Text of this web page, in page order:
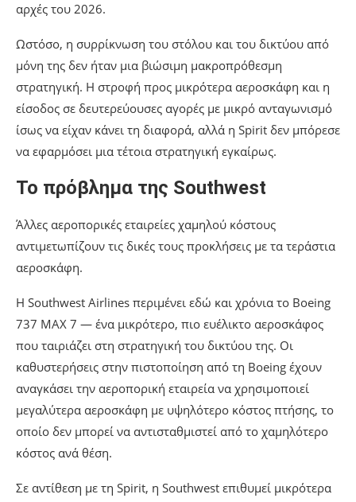
αρχές του 2026.
Ωστόσο, η συρρίκνωση του στόλου και του δικτύου από
μόνη της δεν ήταν μια βιώσιμη μακροπρόθεσμη
στρατηγική. Η στροφή προς μικρότερα αεροσκάφη και η
είσοδος σε δευτερεύουσες αγορές με μικρό ανταγωνισμό
ίσως να είχαν κάνει τη διαφορά, αλλά η Spirit δεν μπόρεσε
να εφαρμόσει μια τέτοια στρατηγική εγκαίρως.
Το πρόβλημα της Southwest
Άλλες αεροπορικές εταιρείες χαμηλού κόστους
αντιμετωπίζουν τις δικές τους προκλήσεις με τα τεράστια
αεροσκάφη.
Η Southwest Airlines περιμένει εδώ και χρόνια το Boeing
737 MAX 7 — ένα μικρότερο, πιο ευέλικτο αεροσκάφος
που ταιριάζει στη στρατηγική του δικτύου της. Οι
καθυστερήσεις στην πιστοποίηση από τη Boeing έχουν
αναγκάσει την αεροπορική εταιρεία να χρησιμοποιεί
μεγαλύτερα αεροσκάφη με υψηλότερο κόστος πτήσης, το
οποίο δεν μπορεί να αντισταθμιστεί από το χαμηλότερο
κόστος ανά θέση.
Σε αντίθεση με τη Spirit, η Southwest επιθυμεί μικρότερα